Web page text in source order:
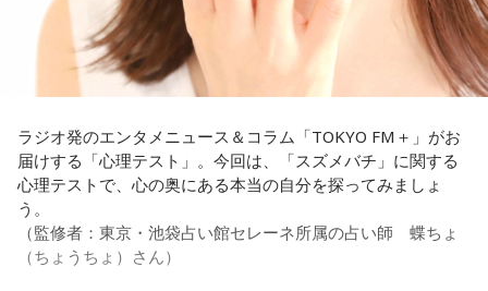
それを受け、有吉は「でもさ、この世界に入ったら俺だって
（若手の頃は）誰か分からない人にも一応挨拶するじゃな
い？ 何があるか分からないからさ」と持論を語ります。その
間は時代的に増えていますね」とリアルな実情を明かしま
す。
また、有吉は「吉本（興業）は縦がちゃんとしているじゃ
ん。それは養成所でもそういう教えがあるんだろうし、先輩
からも受け継がれるからだと思うんだよね」と他事務所と比
ラジオ発のエンタメニュース＆コラム「TOKYO FM＋」がお
届けする「心理テスト」。今回は、「スズメバチ」に関する
心理テストで、心の奥にある本当の自分を探ってみましょ
う。
（監修者：東京・池袋占い館セレーネ所属の占い師 蝶ちょ
（ちょうちょ）さん）